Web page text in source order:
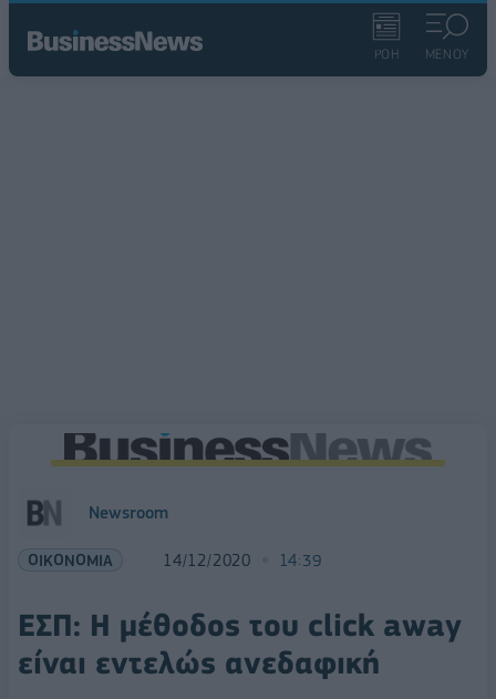
ΡΟΗ ΜΕΝΟΥ
Newsroom
ΟΙΚΟΝΟΜΙΑ 14/12/2020 14:39
ΕΣΠ: Η μέθοδος του click away
είναι εντελώς ανεδαφική